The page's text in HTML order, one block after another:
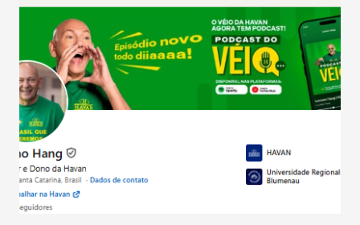
confraternizações de fim de ano e pelo pagamento do 13º
Salário para um número maior de trabalhadores, já que o
país tem a menor taxa de desemprego dos anos recentes.
Ainda segundo a Pesquisa, em novembro de 2025, 40% dos
bares e restaurantes operaram com lucro e outros 40%
registraram equilíbrio financeiro. Já o percentual de
estabelecimentos no prejuízo ficou em 19%, pouco abaixo
do observado no mês anterior. Outros 1% não existiam em
novembro. Em relação a outubro, o faturamento também